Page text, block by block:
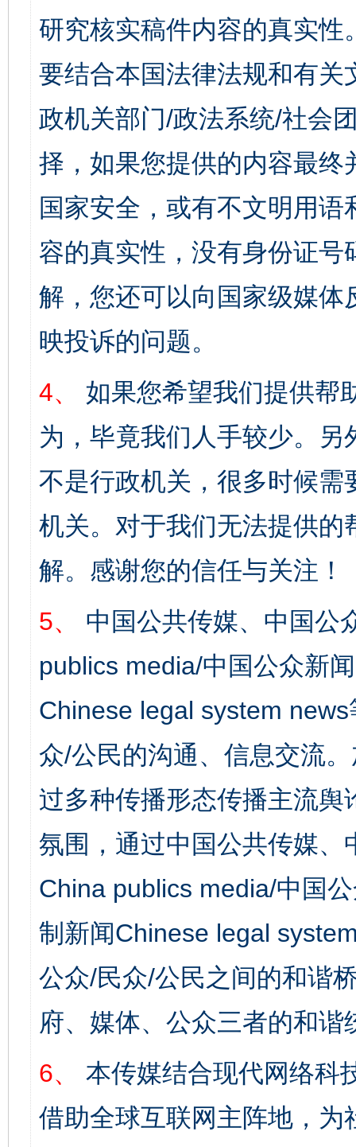
研究核实稿件内容的真实
要结合本国法律法规和有关
政机关部门/政法系统/社会
择，如果您提供的内容最
国家安全，或有不文明用
容的真实性，没有身份证
解，您还可以向国家级媒
映投诉的问题。
4、
如果您希望我们提供帮
为，毕竟我们人手较少。
不是行政机关，很多时候
机关。对于我们无法提供
解。感谢您的信任与关注！
5、
中国公共传媒、中国公
publics media/中国公众新
Chinese legal system
众/公民的沟通、信息交流
过多种传播形态传播主流
氛围，通过中国公共传媒
China publics media/中国
制新闻Chinese legal
公众/民众/公民之间的和谐
府、媒体、公众三者的和谐
6、
本传媒结合现代网络科
借助全球互联网主阵地，